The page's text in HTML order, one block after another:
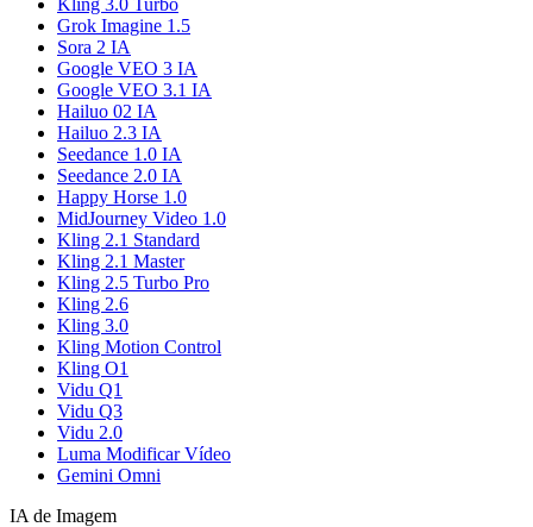
Grok Imagine 1.5
Sora 2 IA
Google VEO 3 IA
Google VEO 3.1 IA
Hailuo 02 IA
Hailuo 2.3 IA
Seedance 1.0 IA
Seedance 2.0 IA
Happy Horse 1.0
MidJourney Video 1.0
Kling 2.1 Standard
Kling 2.1 Master
Kling 2.5 Turbo Pro
Kling 2.6
Kling 3.0
Kling Motion Control
Kling O1
Vidu Q1
Vidu Q3
Vidu 2.0
Luma Modificar Vídeo
Gemini Omni
IA de Imagem